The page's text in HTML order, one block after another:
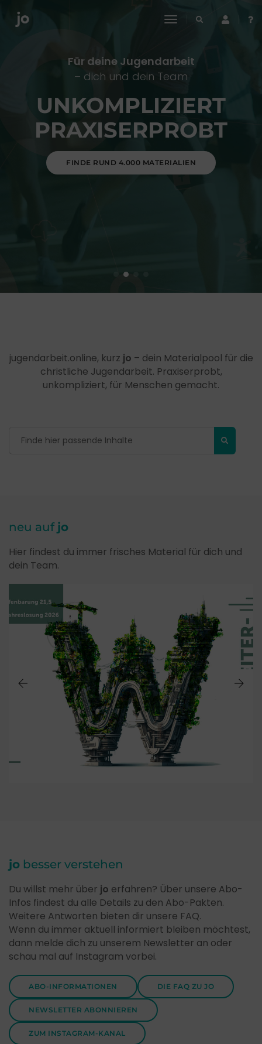
toggle
Für deine Jugendarbeit
– dich und dein Team
UNKOMPLIZIERT
PRAXISERPROBT
FINDE RUND 4.000 MATERIALIEN
jugendarbeit.online, kurz jo – dein Materialpool für die
christliche Jugendarbeit. Praxiserprobt,
unkompliziert, für Menschen gemacht.
neu auf jo
Hier findest du immer frisches Material für dich und
dein Team.
jo besser verstehen
Du willst mehr über jo erfahren? Über unsere Abo-
Infos findest du alle Details zu den Abo-Pakten.
Weitere Antworten bieten dir unsere FAQ.
Wenn du immer aktuell informiert bleiben möchtest,
dann melde dich zu unserem Newsletter an oder
schau mal auf Instagram vorbei.
ABO-INFORMATIONEN DIE FAQ ZU JO
NEWSLETTER ABONNIEREN
ZUM INSTAGRAM-KANAL